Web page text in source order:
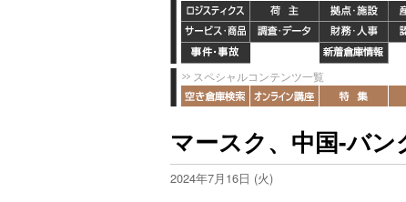
スペシャルコンテンツ一覧
マースク、中国-バン
2024年7月16日 (火)